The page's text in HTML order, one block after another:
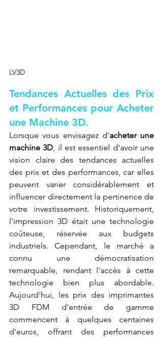
LV3D
Tendances Actuelles des Prix
et Performances pour Acheter
une Machine 3D.
Lorsque vous envisagez d'acheter une
machine 3D, il est essentiel d'avoir une
vision claire des tendances actuelles
des prix et des performances, car elles
peuvent varier considérablement et
influencer directement la pertinence de
votre investissement. Historiquement,
l'impression 3D était une technologie
coûteuse, réservée aux budgets
industriels. Cependant, le marché a
connu une démocratisation
remarquable, rendant l'accès à cette
technologie bien plus abordable.
Aujourd'hui, les prix des imprimantes
3D FDM d'entrée de gamme
commencent à quelques centaines
d'euros, offrant des performances